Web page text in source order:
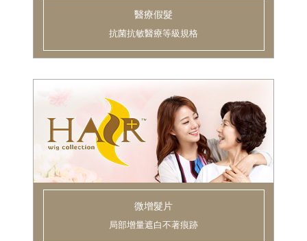
醫療假髮
抗菌抗敏醫療等級規格
微增髮片
局部增量遮白不著痕跡